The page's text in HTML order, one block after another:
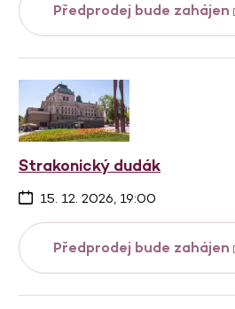
Předprodej bude zahájen
Strakonický dudák
15. 12. 2026, 19:00
Předprodej bude zahájen